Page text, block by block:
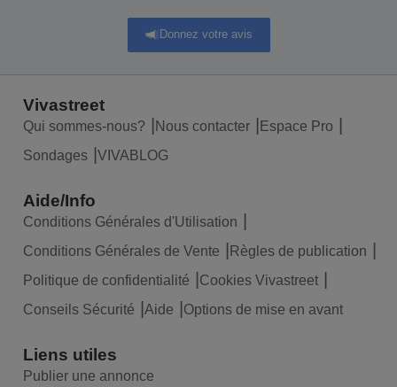
Donnez votre avis
Vivastreet
Qui sommes-nous? Nous contacter
Espace Pro
Sondages
VIVABLOG
Aide/Info
Conditions Générales d'Utilisation
Conditions Générales de Vente
Règles de publication
Politique de confidentialité
Cookies Vivastreet
Conseils Sécurité
Aide Options de mise en avant
Liens utiles
Publier une annonce